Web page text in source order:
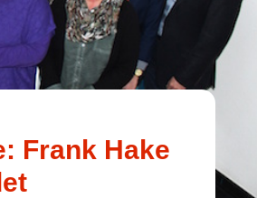
Frank Hake